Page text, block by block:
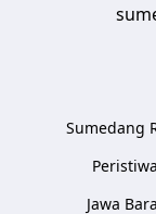
Sumedang
Peristiwa
Jawa